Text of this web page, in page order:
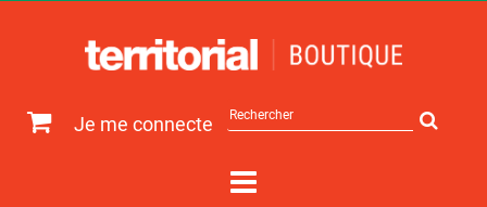
Je me connecte
sur